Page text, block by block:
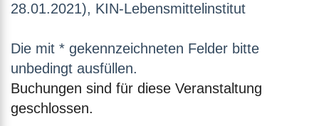
28.01.2021), KIN-Lebensmittelinstitut
Die mit * gekennzeichneten Felder bitte
unbedingt ausfüllen.
Buchungen sind für diese Veranstaltung
geschlossen.